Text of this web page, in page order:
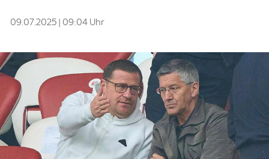
09.07.2025 | 09:04 Uhr